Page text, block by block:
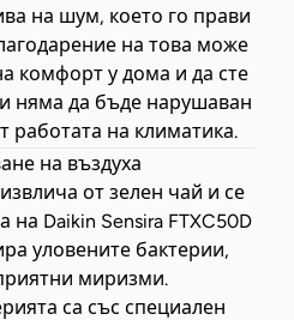
на шум, което го прави
на това може
комфорт у дома и да сте
няма да бъде нарушаван
работата на климатика.
на въздуха
от зелен чай и се
Daikin Sensira FTXC50D
уловените бактерии,
миризми.
са със специален